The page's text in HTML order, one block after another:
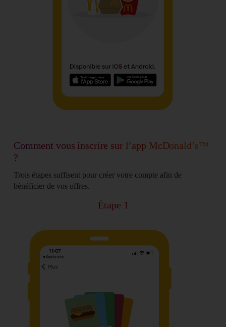
Comment vous inscrire sur l’app McDonald’s™
?
Trois étapes suffisent pour créer votre compte afin de
bénéficier de vos offres.
Étape 1